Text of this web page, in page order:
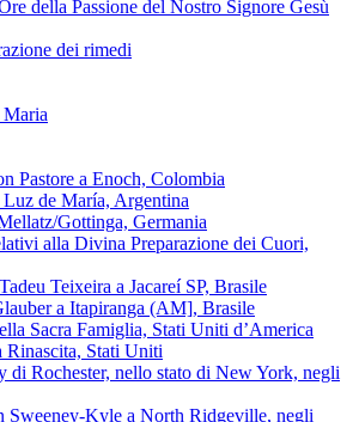
della Passione del Nostro Signore Gesù
dei rimedi
Pastore a Enoch, Colombia
de María, Argentina
Gottinga, Germania
alla Divina Preparazione dei Cuori,
Teixeira a Jacareí SP, Brasile
a Itapiranga (AM], Brasile
Sacra Famiglia, Stati Uniti d’America
Rinascita, Stati Uniti
di Rochester, nello stato di New York, negli
Sweeney-Kyle a North Ridgeville, negli